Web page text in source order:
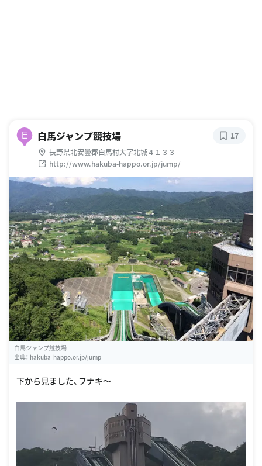
E 白馬ジャンプ競技場
長野県北安曇郡白馬村大字北城４１３３
http://www.hakuba-happo.or.jp/jump/
17
白馬ジャンプ競技場
出典： hakuba-happo.or.jp/jump
下から見ました、フナキ〜